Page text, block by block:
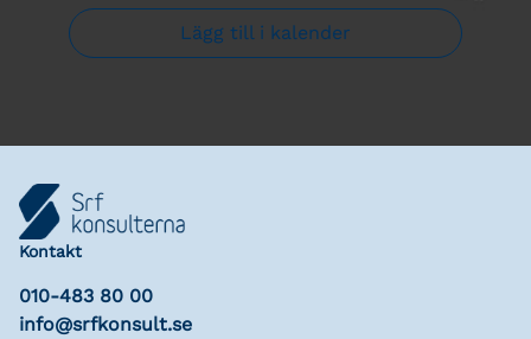
Lägg till i kalender
Kontakt
010-483 80 00
info@srfkonsult.se